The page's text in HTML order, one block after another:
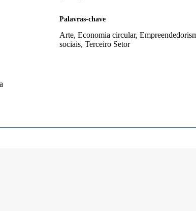
Palavras-chave
Arte, Economia circular,
sociais, Terceiro Setor